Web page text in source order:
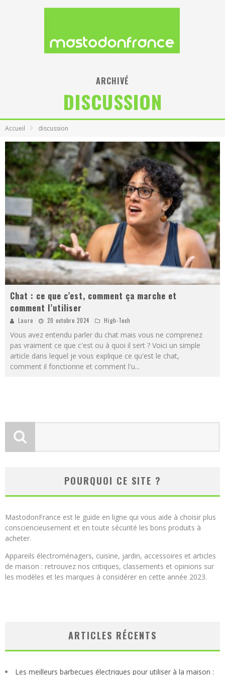
ARCHIVÉ
DISCUSSION
Accueil discussion
Chat : ce que c’est, comment ça marche et
comment l’utiliser
Laure 20 octobre 2024 High-Tech
Vous avez entendu parler du chat mais vous ne comprenez
pas vraiment ce que c'est ou à quoi il sert ? Voici un simple
article dans lequel je vous explique ce qu'est le chat,
comment il fonctionne et comment l'u...
POURQUOI CE SITE ?
MastodonFrance est le guide en ligne qui vous aide à choisir plus
consciencieusement et en toute sécurité les bons produits à
acheter.
Appareils électroménagers, cuisine, jardin, accessoires et articles
de maison : retrouvez nos critiques, classements et opinions sur
les modèles et les marques à considérer en cette année 2023.
ARTICLES RÉCENTS
Les meilleurs barbecues électriques pour utiliser à la maison :